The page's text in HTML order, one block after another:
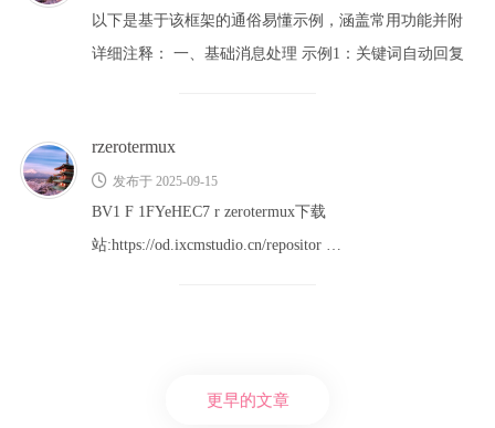
以下是基于该框架的通俗易懂示例，涵盖常用功能并附
详细注释： 一、基础消息处理 示例1：关键词自动回复
rzerotermux
发布于 2025-09-15
BV1 F 1FYeHEC7 r zerotermux下载
站:https://od.ixcmstudio.cn/repositor …
更早的文章